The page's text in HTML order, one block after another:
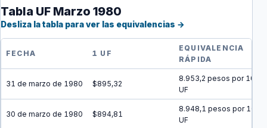
Tabla UF Marzo 1980
Desliza la tabla para ver las equivalencias →
FECHA 1 UF
EQUIVALENCIA
RÁPIDA
31 de marzo de 1980 $895,32
8.953,2 pesos por 10
UF
30 de marzo de 1980 $894,81
8.948,1 pesos por 10
UF